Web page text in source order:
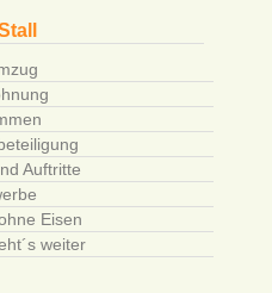
Auftritte
Eisen
weiter